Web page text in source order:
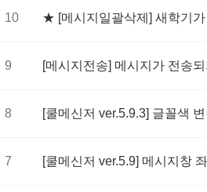
10 ★ [메시지일괄삭제] 새학기
9 [메시지전송] 메시지가 전송
8 [쿨메신저 ver.5.9.3] 글꼴색
7 [쿨메신저 ver.5.9] 메시지창